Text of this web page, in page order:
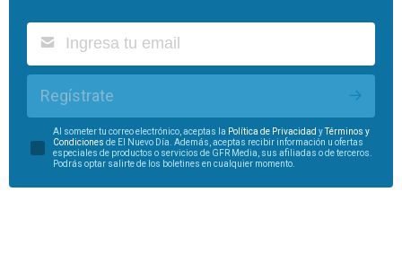
Regístrate
Al someter tu correo electrónico, aceptas la Política de Privacidad yTérminos y
Condiciones de El Nuevo Día. Además, aceptas recibir información u ofertas
especiales de productos o servicios de GFR Media, sus afiliadas o de terceros.
Podrás optar salirte de los boletines en cualquier momento.